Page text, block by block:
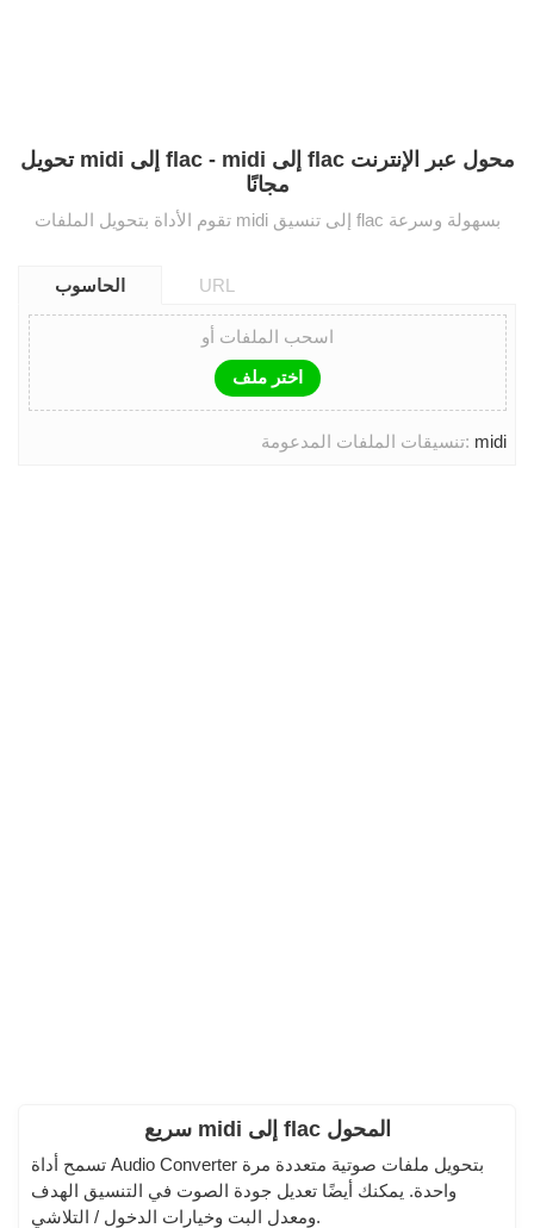
تحويل midi إلى flac - midi إلى flac محول عبر الإنترنت
مجانًا
تقوم الأداة بتحويل الملفات midi إلى تنسيق flac بسهولة وسرعة
الحاسوب URL
اسحب الملفات أو
اختر ملف
تنسيقات الملفات المدعومة: midi
سريع midi إلى flac المحول
تسمح أداة Audio Converter بتحويل ملفات صوتية متعددة مرة
واحدة. يمكنك أيضًا تعديل جودة الصوت في التنسيق الهدف
ومعدل البت وخيارات الدخول / التلاشي.